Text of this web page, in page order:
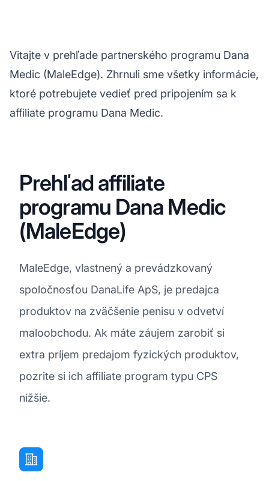
Vitajte v prehľade partnerského programu Dana
Medic (MaleEdge). Zhrnuli sme všetky informácie,
ktoré potrebujete vedieť pred pripojením sa k
affiliate programu Dana Medic.
Prehľad affiliate
programu Dana Medic
(MaleEdge)
MaleEdge, vlastnený a prevádzkovaný
spoločnosťou DanaLife ApS, je predajca
produktov na zväčšenie penisu v odvetví
maloobchodu. Ak máte záujem zarobiť si
extra príjem predajom fyzických produktov,
pozrite si ich affiliate program typu CPS
nižšie.